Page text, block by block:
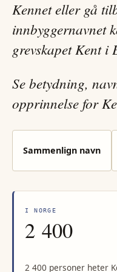
Kennet eller gå
innbyggernavnet
grevskapet Kent i
Se betydning,
opprinnelse for
Sammenlign navn
I NORGE
2 400
2 400 personer heter